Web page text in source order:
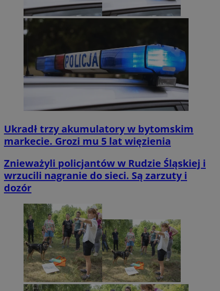
Ukradł trzy akumulatory w bytomskim
markecie. Grozi mu 5 lat więzienia
Znieważyli policjantów w Rudzie Śląskiej i
wrzucili nagranie do sieci. Są zarzuty i
dozór